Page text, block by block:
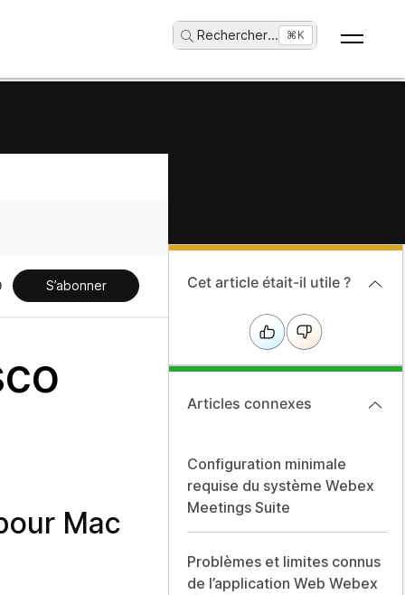
Rechercher... ⌘K
S’abonner
Mac
Cet article était-il utile ?
Articles connexes
Configuration minimale
requise du système Webex
Meetings Suite
Problèmes et limites connus
de l’application Web Webex